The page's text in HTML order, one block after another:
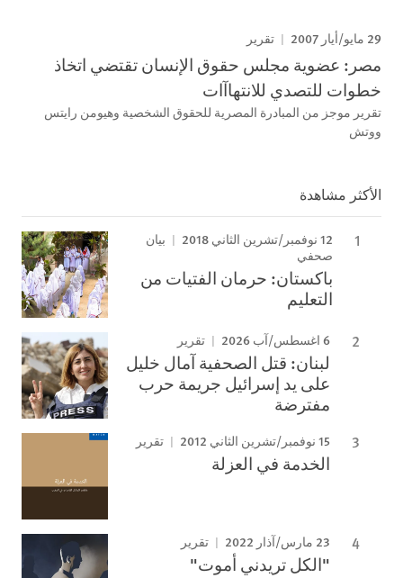
29 مايو/أيار 2007 تقرير
مصر: عضوية مجلس حقوق الإنسان تقتضي اتخاذ
خطوات للتصدي للانتهاآات
تقرير موجز من المبادرة المصرية للحقوق الشخصية وهيومن رايتس
ووتش
الأكثر مشاهدة
12 نوفمبر/تشرين الثاني 2018
بيان
صحفي
باكستان: حرمان الفتيات من
التعليم
6 اغسطس/آب 2026 تقرير
لبنان: قتل الصحفية آمال خليل
على يد إسرائيل جريمة حرب
مفترضة
15 نوفمبر/تشرين الثاني 2012 تقرير
الخدمة في العزلة
23 مارس/آذار 2022 تقرير
"الكل تريدني أموت"